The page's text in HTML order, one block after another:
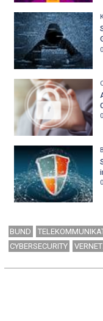
BUND
CYBERSECURITY